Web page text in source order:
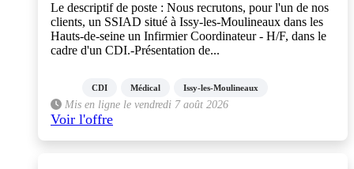
Le descriptif de poste : Nous recrutons, pour l'un de nos
clients, un SSIAD situé à Issy-les-Moulineaux dans les
Hauts-de-seine un Infirmier Coordinateur - H/F, dans le
cadre d'un CDI.-Présentation de...
CDI Médical Issy-les-Moulineaux
Mis en ligne le vendredi 7 août 2026
Voir l'offre